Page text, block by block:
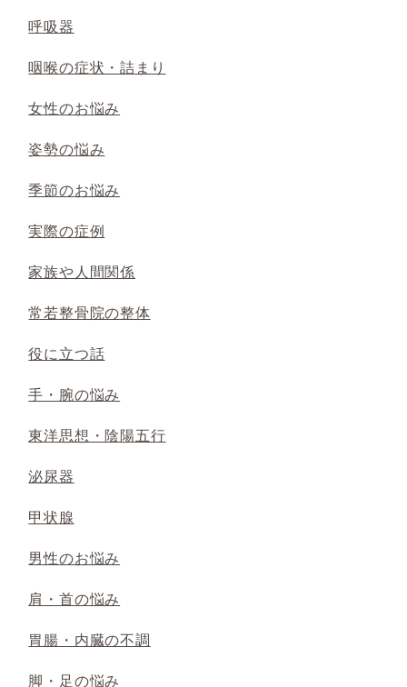
呼吸器
咽喉の症状・詰まり
女性のお悩み
姿勢の悩み
季節のお悩み
実際の症例
家族や人間関係
常若整骨院の整体
役に立つ話
手・腕の悩み
東洋思想・陰陽五行
泌尿器
甲状腺
男性のお悩み
肩・首の悩み
胃腸・内臓の不調
脚・足の悩み